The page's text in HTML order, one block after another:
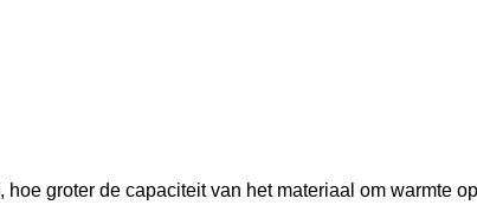
groter de capaciteit van het materiaal om warmte